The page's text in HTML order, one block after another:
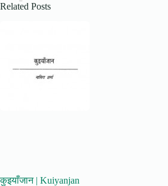
Related Posts
कुइयाँजान | Kuiyanjan